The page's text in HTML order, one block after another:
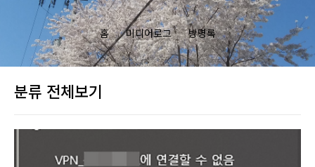
홈 미디어로그 방명록
분류 전체보기